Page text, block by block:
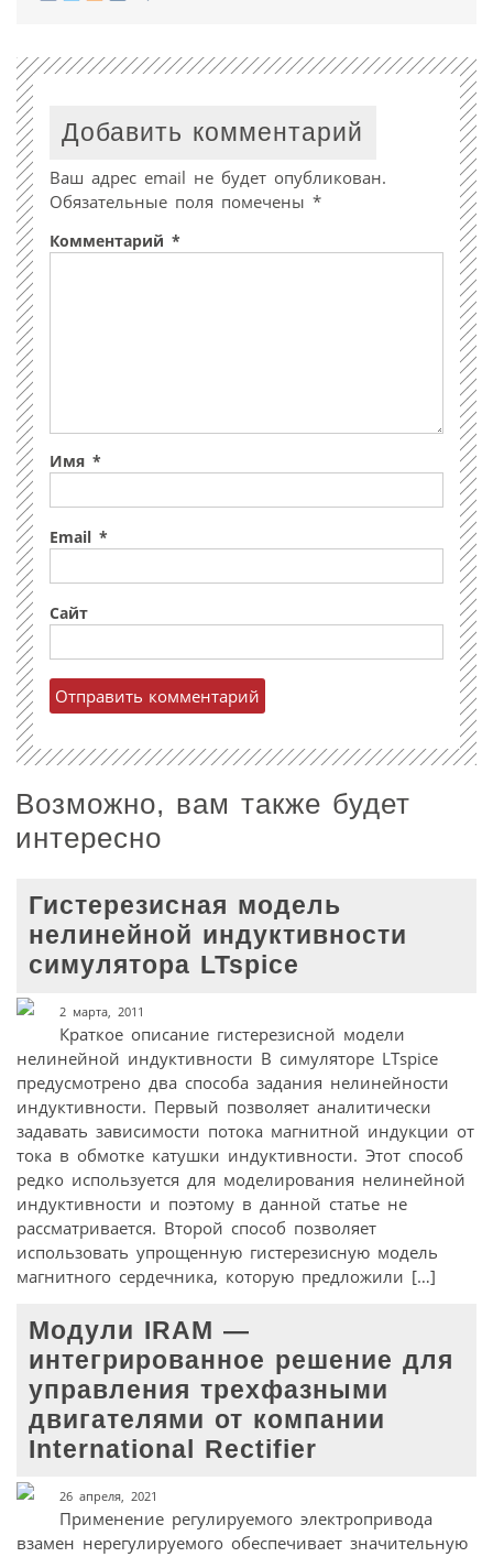
Добавить комментарий
Ваш адрес email не будет опубликован.
Обязательные поля помечены *
Комментарий *
Имя *
Email *
Сайт
Возможно, вам также будет
интересно
Гистерезисная модель
нелинейной индуктивности
симулятора LTspice
2 марта, 2011
Краткое описание гистерезисной модели
нелинейной индуктивности В симуляторе LTspice
предусмотрено два способа задания нелинейности
индуктивности. Первый позволяет аналитически
задавать зависимости потока магнитной индукции от
тока в обмотке катушки индуктивности. Этот способ
редко используется для моделирования нелинейной
индуктивности и поэтому в данной статье не
рассматривается. Второй способ позволяет
использовать упрощенную гистерезисную модель
магнитного сердечника, которую предложили […]
Модули IRAM —
интегрированное решение для
управления трехфазными
двигателями от компании
International Rectifier
26 апреля, 2021
Применение регулируемого электропривода
взамен нерегулируемого обеспечивает значительную